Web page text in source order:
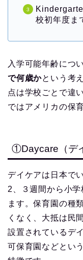
校初年度ま
入学可能年齢につ
で何歳かという考
点は学校ごとで違
ではアメリカの保
①Daycare（デ
デイケアは日本で
2、３週間から小
ます。保育園の種
くなく、大抵は民
設置されているデ
可保育園などとい